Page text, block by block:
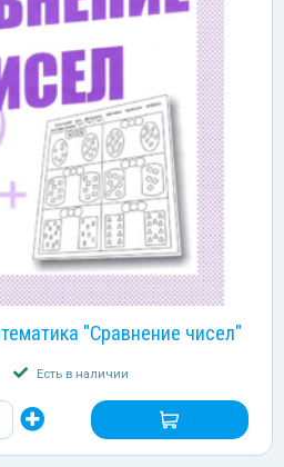
"Сравнение чисел"
Есть в наличии